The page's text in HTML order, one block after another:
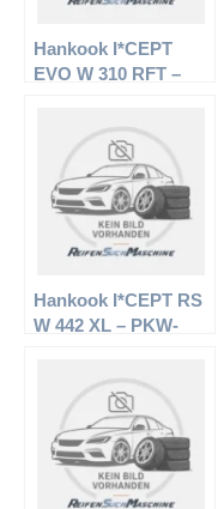
Hankook I*CEPT
EVO W 310 RFT –
Winterreifen
Hankook I*CEPT RS
W 442 XL – PKW-